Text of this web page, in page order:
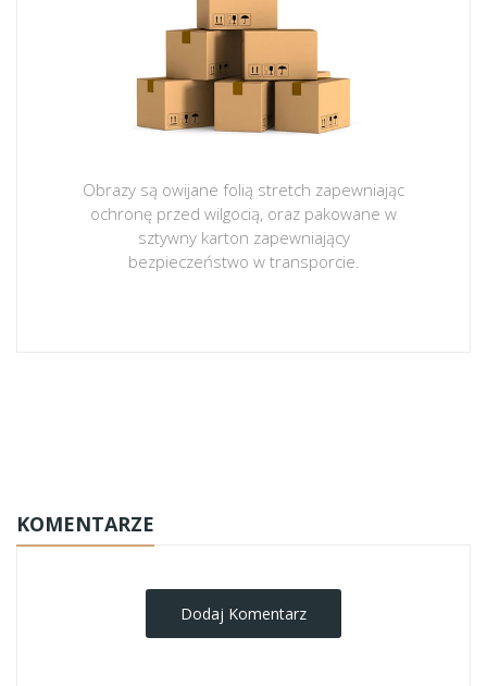
Obrazy są owijane folią stretch zapewniając
ochronę przed wilgocią, oraz pakowane w
sztywny karton zapewniający
bezpieczeństwo w transporcie.
KOMENTARZE
Dodaj Komentarz